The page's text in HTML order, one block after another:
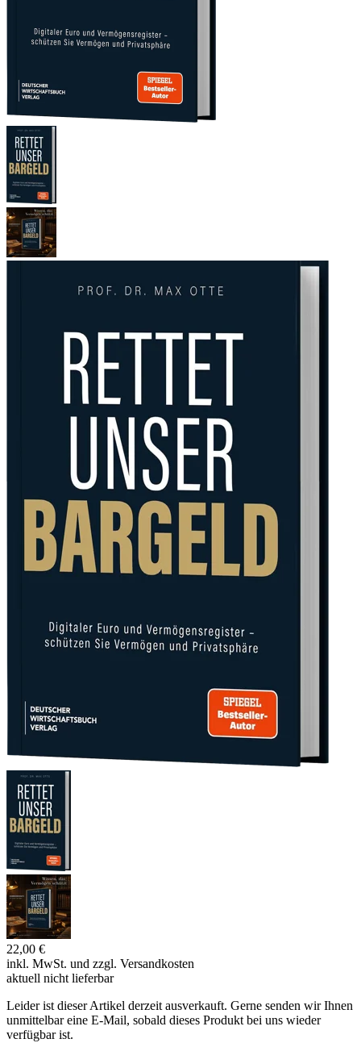
22,00 €
inkl. MwSt. und zzgl. Versandkosten
aktuell nicht lieferbar
Leider ist dieser Artikel derzeit ausverkauft. Gerne senden wir Ihnen
unmittelbar eine E-Mail, sobald dieses Produkt bei uns wieder
verfügbar ist.